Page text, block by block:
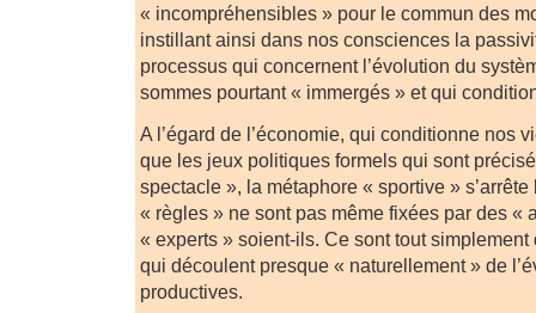
« incompréhensibles » pour le commun des
instillant ainsi dans nos consciences la
processus qui concernent l’évolution du
sommes pourtant « immergés » et qui
A l’égard de l’économie, qui conditionne nos
que les jeux politiques formels qui sont
spectacle », la métaphore « sportive »
« règles » ne sont pas même fixées par des «
« experts » soient-ils. Ce sont tout
qui découlent presque « naturellement » de
productives.